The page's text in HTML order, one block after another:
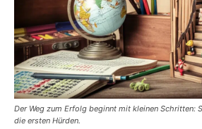
Der Weg zum Erfolg beginnt mit kleinen Schritten:
die ersten Hürden.